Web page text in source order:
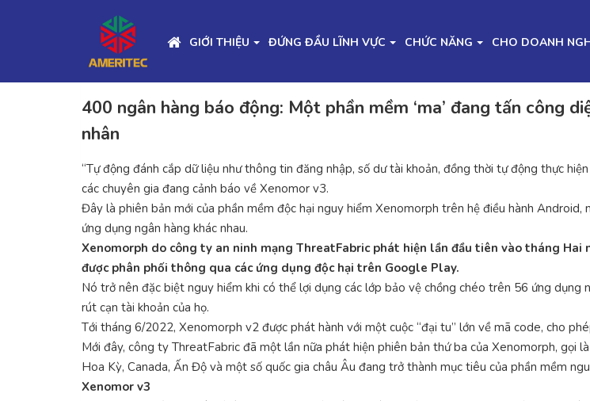
GIỚI THIỆU ĐỨNG ĐẦU LĨNH VỰC CHỨC NĂNG CHO DOANH
400 ngân hàng báo động: Một phần mềm ‘ma’ đang tấn công
nhân
“Tự động đánh cắp dữ liệu như thông tin đăng nhập, số dư tài khoản, đồng thời tự động thực
các chuyên gia đang cảnh báo về Xenomor v3.
Đây là phiên bản mới của phần mềm độc hại nguy hiểm Xenomorph trên hệ điều hành
ứng dụng ngân hàng khác nhau.
Xenomorph do công ty an ninh mạng ThreatFabric phát hiện lần đầu tiên vào tháng
được phân phối thông qua các ứng dụng độc hại trên Google Play.
Nó trở nên đặc biệt nguy hiểm khi có thể lợi dụng các lớp bảo vệ chồng chéo trên 56 ứng
rút cạn tài khoản của họ.
Tới tháng 6/2022, Xenomorph v2 được phát hành với một cuộc “đại tu” lớn về mã code, cho
Mới đây, công ty ThreatFabric đã một lần nữa phát hiện phiên bản thứ ba của Xenomorph, gọi
Hoa Kỳ, Canada, Ấn Độ và một số quốc gia châu Âu đang trở thành mục tiêu của phần mềm
Xenomor v3